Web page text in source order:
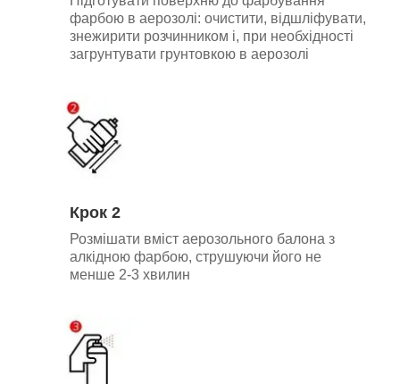
фарбою в аерозолі: очистити, відшліфувати,
знежирити розчинником і, при необхідності
загрунтувати грунтовкою в аерозолі
Крок 2
Розмішати вміст аерозольного балона з
алкідною фарбою, струшуючи його не
менше 2-3 хвилин